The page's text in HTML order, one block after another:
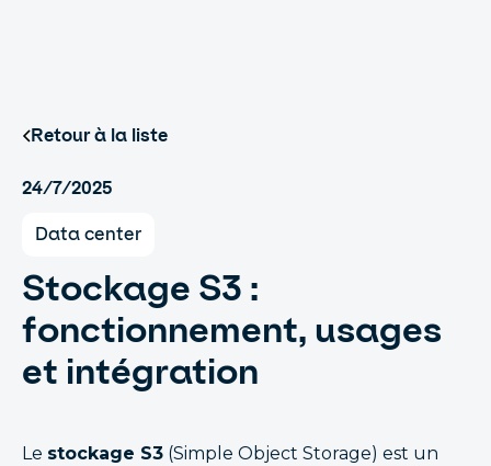
Retour à la liste
24/7/2025
Data center
Stockage S3 :
fonctionnement, usages
et intégration
Le stockage S3 (Simple Object Storage) est un